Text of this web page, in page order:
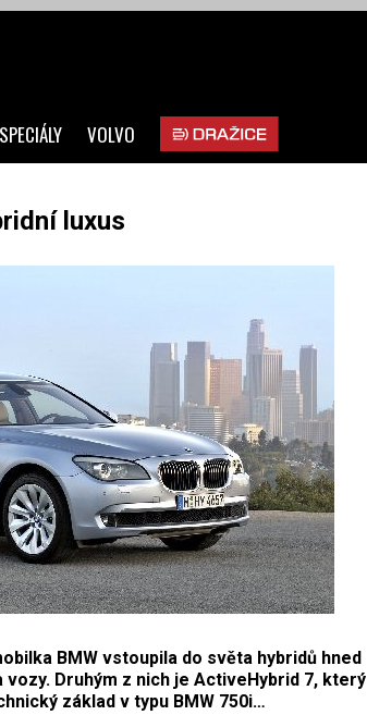
luxus
BMW vstoupila do světa hybridů hned
vozy. Druhým z nich je ActiveHybrid 7, který
základ v typu BMW 750i…
SPECIÁLY VOLVO